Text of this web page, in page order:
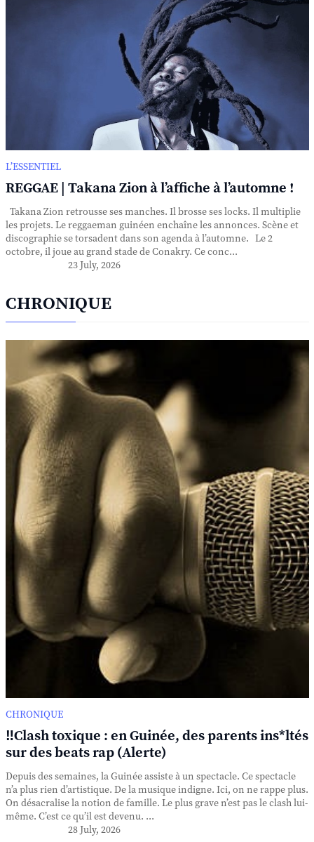
L’ESSENTIEL
REGGAE | Takana Zion à l’affiche à l’automne !
Takana Zion retrousse ses manches. Il brosse ses locks. Il multiplie
les projets. Le reggaeman guinéen enchaîne les annonces. Scène et
discographie se torsadent dans son agenda à l’automne. Le 2
octobre, il joue au grand stade de Conakry. Ce conc...
23 July, 2026
CHRONIQUE
CHRONIQUE
‼️Clash toxique : en Guinée, des parents ins*ltés
sur des beats rap (Alerte)
Depuis des semaines, la Guinée assiste à un spectacle. Ce spectacle
n’a plus rien d’artistique. De la musique indigne. Ici, on ne rappe plus.
On désacralise la notion de famille. Le plus grave n’est pas le clash lui-
même. C’est ce qu’il est devenu. ...
28 July, 2026